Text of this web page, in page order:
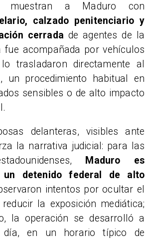
muestran a Maduro con
calzado penitenciario y
cerrada de agentes de la
fue acompañada por vehículos
trasladaron directamente al
un procedimiento habitual en
sensibles o de alto impacto
delanteras, visibles ante
la narrativa judicial: para las
Maduro es
un detenido federal de alto
intentos por ocultar el
la exposición mediática;
la operación se desarrolló a
en un horario típico de